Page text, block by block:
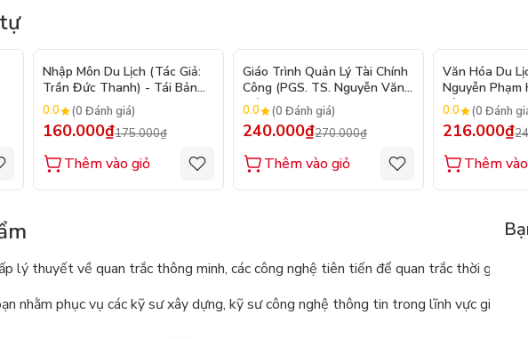
- 9%
Nhập Môn Du Lịch (Tác Giả:
Trần Đức Thanh) - Tái Bản
2026
0.0 (0 Đánh giá)
160.000₫175.000₫
Thêm vào giỏ
- 11%
Giáo Trình Quản Lý Tài Chính
Công (PGS. TS. Nguyễn Văn
Hiệu)
0.0 (0 Đánh giá)
240.000₫270.000₫
Thêm vào giỏ
Văn Hóa Du
Nguyễn Phạm
Bản
0.0 (0 Đánh
216.000₫
Thêm
lý thuyết về quan trắc thông minh, các công nghệ tiên tiến để quan trắc thời
nhằm phục vụ các kỹ sư xây dựng, kỹ sư công nghệ thông tin trong lĩnh vực